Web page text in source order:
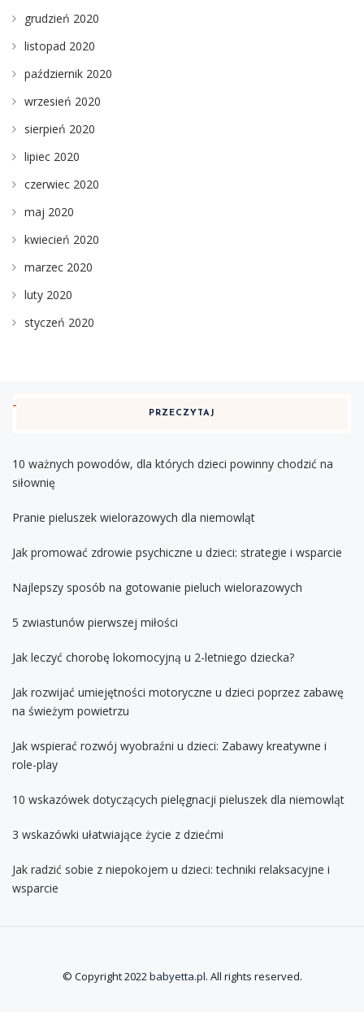
grudzień 2020
listopad 2020
październik 2020
wrzesień 2020
sierpień 2020
lipiec 2020
czerwiec 2020
maj 2020
kwiecień 2020
marzec 2020
luty 2020
styczeń 2020
PRZECZYTAJ
10 ważnych powodów, dla których dzieci powinny chodzić na
siłownię
Pranie pieluszek wielorazowych dla niemowląt
Jak promować zdrowie psychiczne u dzieci: strategie i wsparcie
Najlepszy sposób na gotowanie pieluch wielorazowych
5 zwiastunów pierwszej miłości
Jak leczyć chorobę lokomocyjną u 2-letniego dziecka?
Jak rozwijać umiejętności motoryczne u dzieci poprzez zabawę
na świeżym powietrzu
Jak wspierać rozwój wyobraźni u dzieci: Zabawy kreatywne i
role-play
10 wskazówek dotyczących pielęgnacji pieluszek dla niemowląt
3 wskazówki ułatwiające życie z dziećmi
Jak radzić sobie z niepokojem u dzieci: techniki relaksacyjne i
wsparcie
© Copyright 2022babyetta.pl. All rights reserved.